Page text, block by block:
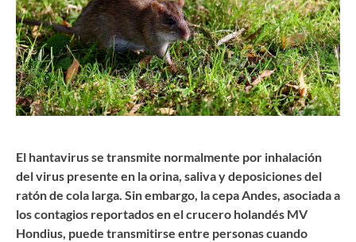
El hantavirus se transmite normalmente por inhalación
del virus presente en la orina, saliva y deposiciones del
ratón de cola larga. Sin embargo, la cepa Andes, asociada a
los contagios reportados en el crucero holandés MV
Hondius, puede transmitirse entre personas cuando